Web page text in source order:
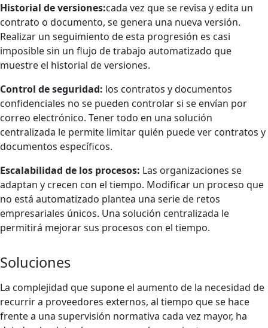
Historial de versiones:cada vez que se revisa y edita un
contrato o documento, se genera una nueva versión.
Realizar un seguimiento de esta progresión es casi
imposible sin un flujo de trabajo automatizado que
muestre el historial de versiones.
Control de seguridad: los contratos y documentos
confidenciales no se pueden controlar si se envían por
correo electrónico. Tener todo en una solución
centralizada le permite limitar quién puede ver contratos y
documentos específicos.
Escalabilidad de los procesos: Las organizaciones se
adaptan y crecen con el tiempo. Modificar un proceso que
no está automatizado plantea una serie de retos
empresariales únicos. Una solución centralizada le
permitirá mejorar sus procesos con el tiempo.
Soluciones
La complejidad que supone el aumento de la necesidad de
recurrir a proveedores externos, al tiempo que se hace
frente a una supervisión normativa cada vez mayor, ha